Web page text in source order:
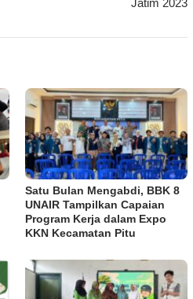
Jatim 2023
Satu Bulan Mengabdi, BBK 8
UNAIR Tampilkan Capaian
Program Kerja dalam Expo
KKN Kecamatan Pitu